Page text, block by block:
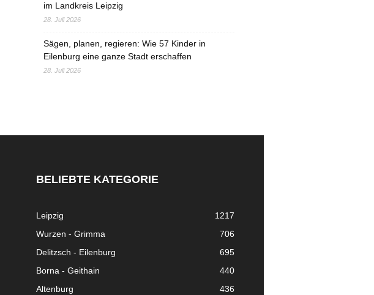
im Landkreis Leipzig
28. Juli 2026
Sägen, planen, regieren: Wie 57 Kinder in
Eilenburg eine ganze Stadt erschaffen
28. Juli 2026
BELIEBTE KATEGORIE
Leipzig
1217
Wurzen - Grimma
706
Delitzsch - Eilenburg
695
Borna - Geithain
440
Altenburg
436